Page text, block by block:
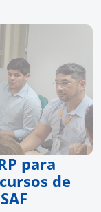
para
de